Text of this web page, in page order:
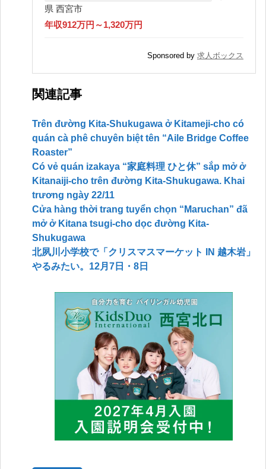
県 西宮市
年収912万円～1,320万円
Sponsored by 求人ボックス
関連記事
Trên đường Kita-Shukugawa ở Kitameji-cho có
quán cà phê chuyên biệt tên “Aile Bridge Coffee
Roaster”
Có vẻ quán izakaya “家庭料理 ひと休” sắp mở ở
Kitanaiji-cho trên đường Kita-Shukugawa. Khai
trương ngày 22/11
Cửa hàng thời trang tuyển chọn “Maruchan” đã
mở ở Kitana tsugi-cho dọc đường Kita-
Shukugawa
北夙川小学校で「クリスマスマーケット IN 越木岩」
やるみたい。12月7日・8日